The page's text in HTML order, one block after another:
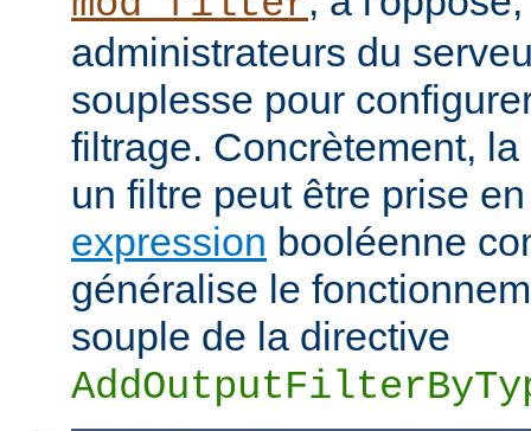
administrateurs du
souplesse pour
filtrage. Concrètement,
un filtre peut être prise
expression booléenne
généralise le
souple de la directive